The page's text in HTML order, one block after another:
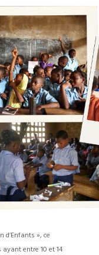
d’Enfants », ce
entre 10 et 14